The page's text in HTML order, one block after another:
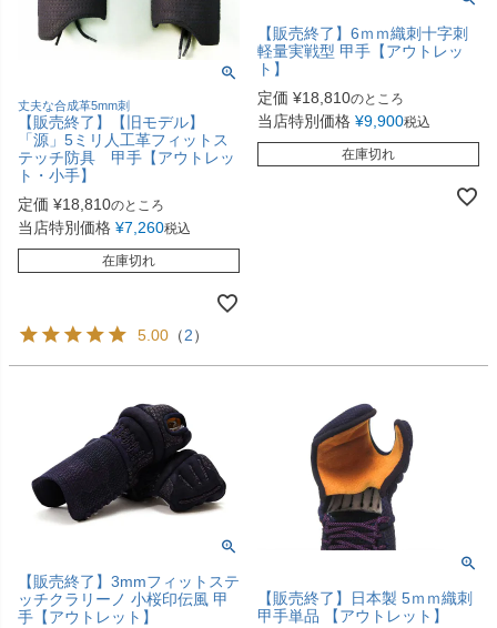
丈夫な合成革5mm刺
【販売終了】【旧モデル】
「源」5ミリ人工革フィットス
テッチ防具 甲手【アウトレッ
ト・小手】
定価 ¥18,810のところ
当店特別価格 ¥7,260税込
在庫切れ
5.00 （2）
【販売終了】6ｍｍ織刺十字刺
軽量実戦型 甲手【アウトレッ
ト】
定価 ¥18,810のところ
当店特別価格 ¥9,900税込
在庫切れ
【販売終了】3mmフィットステ
ッチクラリーノ 小桜印伝風 甲
手【アウトレット】
【販売終了】日本製 5ｍｍ織刺
甲手単品 【アウトレット】